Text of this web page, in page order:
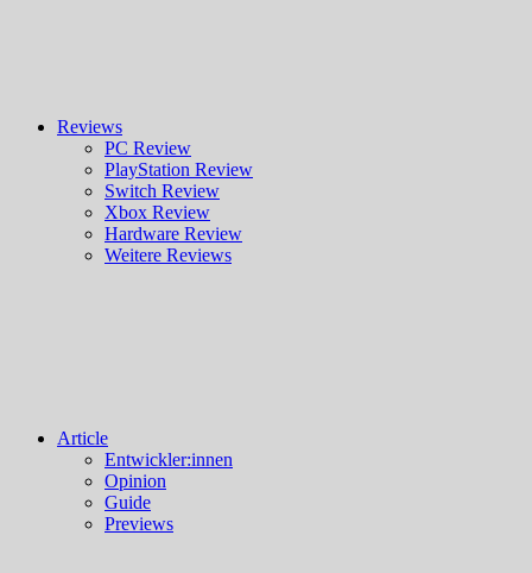
Reviews
PC Review
PlayStation Review
Switch Review
Xbox Review
Hardware Review
Weitere Reviews
Article
Entwickler:innen
Opinion
Guide
Previews